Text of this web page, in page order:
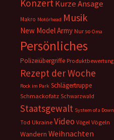
KonzertKurze Ansage
Makro Motörhead Musik
New Model Army Nur so Oma
Persönliches
Polizeiübergriffe Produktbewertung
Rezept der Woche
Rock im Park Schlägertruppe
Schmackofatz Schwarzwald
Staatsgewalt System of a Down
Tod Ukraine Video Vögel Vögeln
Wandern Weihnachten